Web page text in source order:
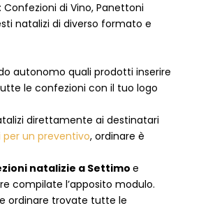
di Vino, Panettoni
natalizi di diverso formato e
autonomo quali prodotti inserire
le confezioni con il tuo logo
direttamente ai destinatari
un preventivo, ordinare è
natalizie a Settimo e
compilate l’apposito modulo.
ordinare trovate tutte le